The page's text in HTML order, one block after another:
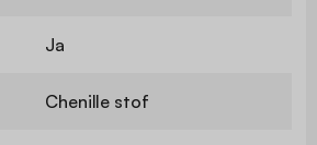
Ja
Chenille stof